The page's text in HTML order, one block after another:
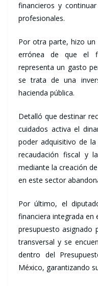
financieros y
profesionales.
Por otra parte, hizo un
errónea de que el
representa un gasto
se trata de una
hacienda pública.
Detalló que destinar
cuidados activa el
poder adquisitivo de
recaudación fiscal y
mediante la creación
en este sector
Por último, el
financiera integrada en
presupuesto asignado
transversal y se
dentro del
México, garantizando